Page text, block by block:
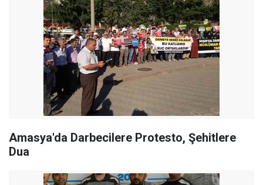
Amasya'da Darbecilere Protesto, Şehitlere
Dua